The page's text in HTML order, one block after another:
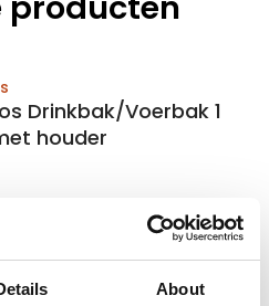
About
Drinkbak/Voerbak 1
houder
verzonden